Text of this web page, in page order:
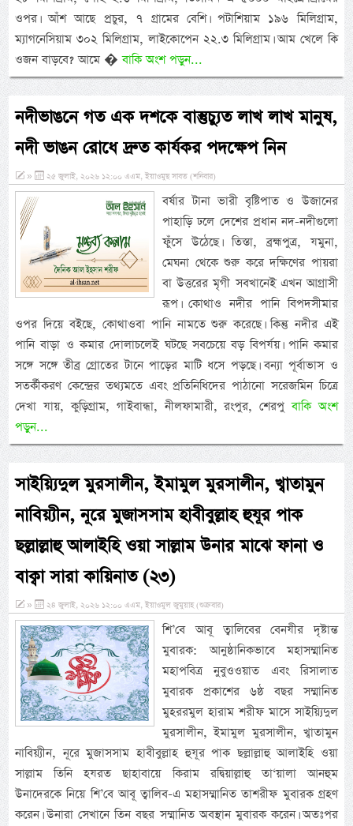
ওপর। আঁশ আছে প্রচুর, ৭ গ্রামের বেশি। পটাশিয়াম ১৯৬ মিলিগ্রাম,
ম্যাগনেসিয়াম ৩০২ মিলিগ্রাম, লাইকোপেন ২২.৩ মিলিগ্রাম। আম খেলে কি
ওজন বাড়বে? আমে �বাকি অংশ পড়ুন...
নদীভাঙনে গত এক দশকে বাস্তুচ্যুত লাখ লাখ মানুষ,
নদী ভাঙন রোধে দ্রুত কার্যকর পদক্ষেপ নিন
» ২৫ জুলাই, ২০২৬ ১২:০০ এএম, ইয়াওমুছ সাবত (শনিবার)
বর্ষার টানা ভারী বৃষ্টিপাত ও উজানের
পাহাড়ি ঢলে দেশের প্রধান নদ-নদীগুলো
ফুঁসে উঠেছে। তিস্তা, ব্রহ্মপুত্র, যমুনা,
মেঘনা থেকে শুরু করে দক্ষিণের পায়রা
বা উত্তরের মৃগী সবখানেই এখন আগ্রাসী
রূপ। কোথাও নদীর পানি বিপদসীমার
ওপর দিয়ে বইছে, কোথাওবা পানি নামতে শুরু করেছে। কিন্তু নদীর এই
পানি বাড়া ও কমার দোলাচলেই ঘটছে সবচেয়ে বড় বিপর্যয়। পানি কমার
সঙ্গে সঙ্গে তীব্র গ্রোতের টানে পাড়ের মাটি ধসে পড়ছে। বন্যা পূর্বাভাস ও
সতর্কীকরণ কেন্দ্রের তথ্যমতে এবং প্রতিনিধিদের পাঠানো সরেজমিন চিত্রে
দেখা যায়, কুড়িগ্রাম, গাইবান্ধা, নীলফামারী, রংপুর, শেরপুবাকি অংশ
পড়ুন...
সাইয়্যিদুল মুরসালীন, ইমামুল মুরসালীন, খ্বাতামুন
নাবিয়্যীন, নূরে মুজাসসাম হাবীবুল্লাহ হুযূর পাক
ছল্লাল্লাহু আলাইহি ওয়া সাল্লাম উনার মাঝে ফানা ও
বাক্বা সারা কায়িনাত (২৩)
» ২৪ জুলাই, ২০২৬ ১২:০০ এএম, ইয়াওমুল জুমুয়াহ (শুক্রবার)
শি’বে আবূ ত্বালিবের বেনযীর দৃষ্টান্ত
মুবারক: আনুষ্ঠানিকভাবে মহাসম্মানিত
মহাপবিত্র নুবুওওয়াত এবং রিসালাত
মুবারক প্রকাশের ৬ষ্ঠ বছর সম্মানিত
মুহররমুল হারাম শরীফ মাসে সাইয়্যিদুল
মুরসালীন, ইমামুল মুরসালীন, খ্বাতামুন
নাবিয়্যীন, নূরে মুজাসসাম হাবীবুল্লাহ হুযূর পাক ছল্লাল্লাহু আলাইহি ওয়া
সাল্লাম তিনি হযরত ছাহাবায়ে কিরাম রদ্বিয়াল্লাহু তা‘য়ালা আনহুম
উনাদেরকে নিয়ে শি’বে আবূ ত্বালিব-এ মহাসম্মানিত তাশরীফ মুবারক গ্রহণ
করেন। উনারা সেখানে তিন বছর সম্মানিত অবস্থান মুবারক করেন। অতঃপর